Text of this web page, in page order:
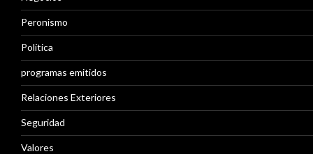
Peronismo
Política
programas emitidos
Relaciones Exteriores
Seguridad
Valores